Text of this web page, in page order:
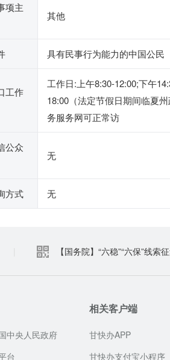
项主
其他
具有民事行为能力的中国公民
工作
工作日:上午8:30-12:00;下午
18:00（法定节假日期间临夏州
务服务网可正常访
公众
无
方式 无
【国务院】“六稳”“六保”线索
中央人民政府
台
相关客户端
甘快办APP
甘快办支付宝小程序